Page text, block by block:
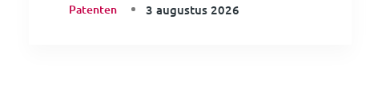
Patenten 3 augustus 2026